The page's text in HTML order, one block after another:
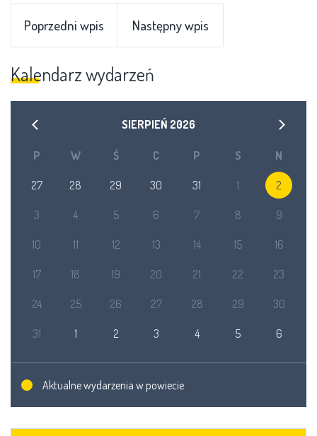
Poprzedni wpis Następny wpis
Kalendarz wydarzeń
SIERPIEŃ 2026
P W Ś C P S N
27 28 29 30 31 1 2
3 4 5 6 7 8 9
10 11 12 13 14 15 16
17 18 19 20 21 22 23
24 25 26 27 28 29 30
31 1 2 3 4 5 6
Aktualne wydarzenia w powiecie